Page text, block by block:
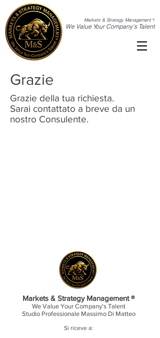
Markets & Strategy Management®
We Value Your Company's Talent
Grazie
Grazie della tua richiesta.
Sarai contattato a breve da un
nostro Consulente.
Markets & Strategy Management ®
We Value Your Company's Talent
Studio Professionale Massimo Di Matteo
Si riceve a: